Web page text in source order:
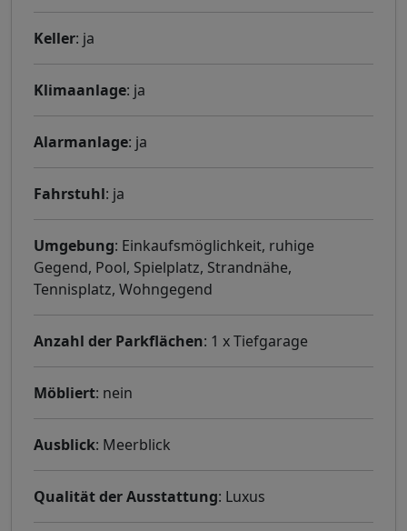
Keller: ja
Klimaanlage: ja
Alarmanlage: ja
Fahrstuhl: ja
Umgebung: Einkaufsmöglichkeit, ruhige
Gegend, Pool, Spielplatz, Strandnähe,
Tennisplatz, Wohngegend
Anzahl der Parkflächen: 1 x Tiefgarage
Möbliert: nein
Ausblick: Meerblick
Qualität der Ausstattung: Luxus